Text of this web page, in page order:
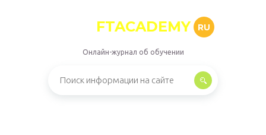
FTACADEMY RU
Онлайн-журнал об обучении